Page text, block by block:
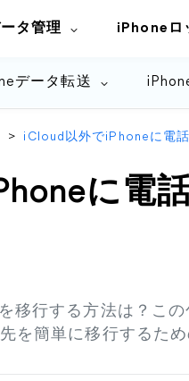
タ管理 iPhoneロ
データ転送
> iCloud以外でiPhoneに電
に電
移行する方法は？こ
を簡単に移行するため